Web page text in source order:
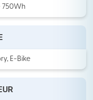
750Wh
E-Bike